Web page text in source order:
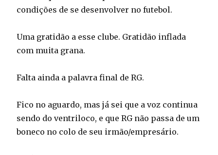
condições de se desenvolver no futebol.
Uma gratidão a esse clube. Gratidão inflada
com muita grana.
Falta ainda a palavra final de RG.
Fico no aguardo, mas já sei que a voz continua
sendo do ventriloco, e que RG não passa de um
boneco no colo de seu irmão/empresário.